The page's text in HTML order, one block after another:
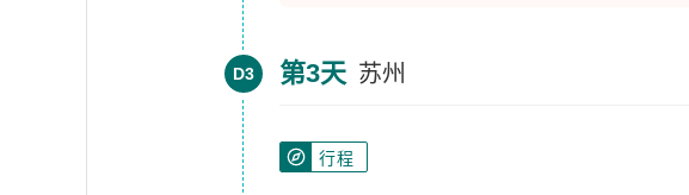
D3 第3天 苏州
行程